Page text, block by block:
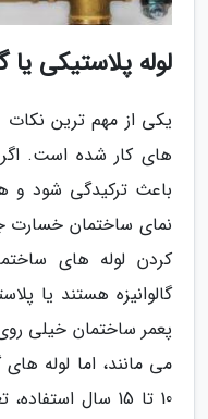
لوله پلاستیکی یا
یکی از مهم ترین نکات
های کار شده است.
باعث ترکیدگی شود و
نمای ساختمان خسارت
کردن لوله های
گالوانیزه هستند یا
پعمر ساختمان خیلی
می مانند، اما لوله های
10 تا 15 سال